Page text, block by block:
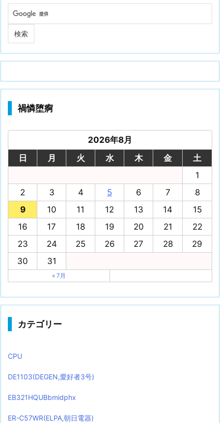
禍憐堕痾
2026年8月
日
月 火 水 木 金
土
1
2
3 4 5 6 7
8
9
10 11 12 13 14
15
16
17 18 19 20 21
22
23
24 25 26 27 28
29
30
31
« 7月
カテゴリー
CPU
DE1103(DEGEN,愛好者3号)
EB321HQUBbmidphx
ER-C57WR(ELPA,朝日電器)